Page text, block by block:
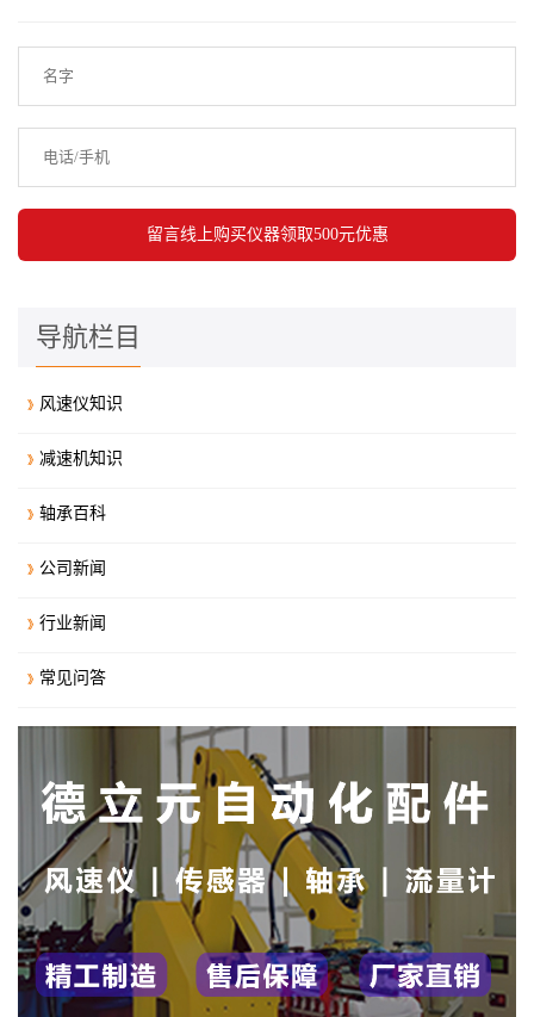
导航栏目
风速仪知识
减速机知识
轴承百科
公司新闻
行业新闻
常见问答